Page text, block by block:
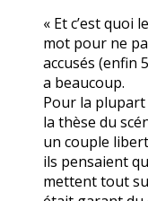
« Et c’est quoi
mot pour ne
accusés (enfin
a beaucoup.
Pour la plupart
la thèse du
un couple
ils pensaient
mettent tout